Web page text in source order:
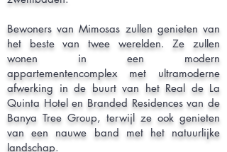
Bewoners van Mimosas zullen genieten van
het beste van twee werelden. Ze zullen
wonen in een modern
appartementencomplex met ultramoderne
afwerking in de buurt van het Real de La
Quinta Hotel en Branded Residences van de
Banya Tree Group, terwijl ze ook genieten
van een nauwe band met het natuurlijke
landschap.